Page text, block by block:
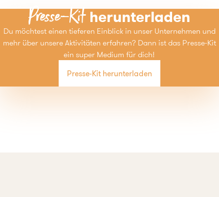
Presse-Kitherunterladen
Du möchtest einen tieferen Einblick in unser Unternehmen und
mehr über unsere Aktivitäten erfahren? Dann ist das Presse-Kit
ein super Medium für dich!
Presse-Kit herunterladen